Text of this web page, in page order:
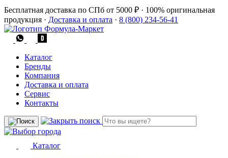
Бесплатная доставка по СПб от 5000 ₽ · 100% оригинальная
продукция · Доставка и оплата · 8 (800) 234-56-41
Каталог
Бренды
Компания
Доставка и оплата
Сервис
Контакты
Каталог